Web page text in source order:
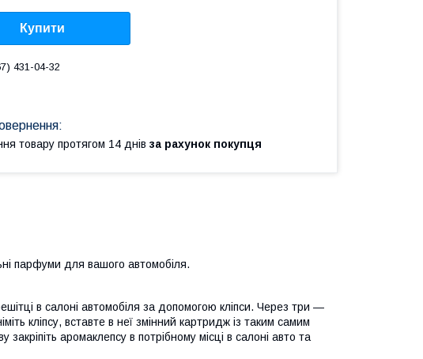
Купити
431-04-32
товару протягом 14 днів за рахунок покупця
парфуми для вашого автомобіля.
в салоні автомобіля за допомогою кліпси. Через три —
кліпсу, вставте в неї змінний картридж із таким самим
аромаклепсу в потрібному місці в салоні авто та